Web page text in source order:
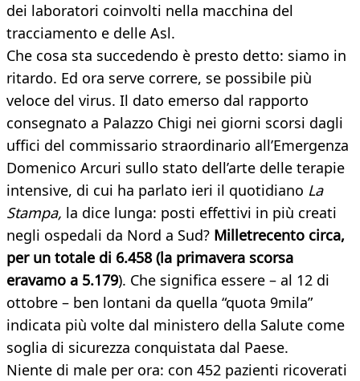
dei laboratori coinvolti nella macchina del
tracciamento e delle Asl.
Che cosa sta succedendo è presto detto: siamo in
ritardo. Ed ora serve correre, se possibile più
veloce del virus. Il dato emerso dal rapporto
consegnato a Palazzo Chigi nei giorni scorsi dagli
uffici del commissario straordinario all’Emergenza
Domenico Arcuri sullo stato dell’arte delle terapie
intensive, di cui ha parlato ieri il quotidiano La
Stampa, la dice lunga: posti effettivi in più creati
negli ospedali da Nord a Sud? Milletrecento circa,
per un totale di 6.458 (la primavera scorsa
eravamo a 5.179). Che significa essere – al 12 di
ottobre – ben lontani da quella “quota 9mila”
indicata più volte dal ministero della Salute come
soglia di sicurezza conquistata dal Paese.
Niente di male per ora: con 452 pazienti ricoverati